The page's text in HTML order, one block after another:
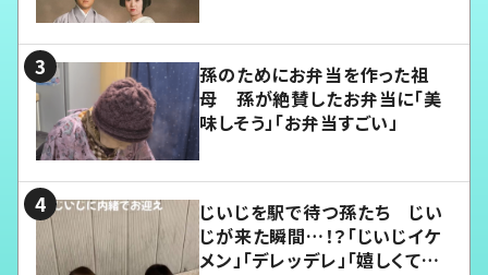
孫のためにお弁当を作った祖
母 孫が絶賛したお弁当に「美
味しそう」「お弁当すごい」
じいじを駅で待つ孫たち じい
じが来た瞬間…！？「じいじイケ
メン」「デレッデレ」「嬉しくて可